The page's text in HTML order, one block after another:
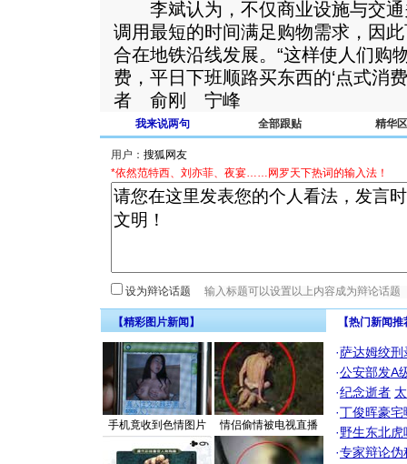
李斌认为，不仅商业设施与交通
调用最短的时间满足购物需求，因
合在地铁沿线发展。“这样使人们购
费，平日下班顺路买东西的‘点式消
者 俞刚 宁峰
我来说两句 全部跟贴 精华区
用户：
*依然范特西、刘亦菲、夜宴……网罗天下热词的输入法！
设为辩论话题
【精彩图片新闻】
手机竟收到色情图片 情侣偷情被电视直播
【热门新闻
·萨达姆绞刑
·公安部发A
·纪念逝者
·丁俊晖豪
·野生东北
·专家辩论伪